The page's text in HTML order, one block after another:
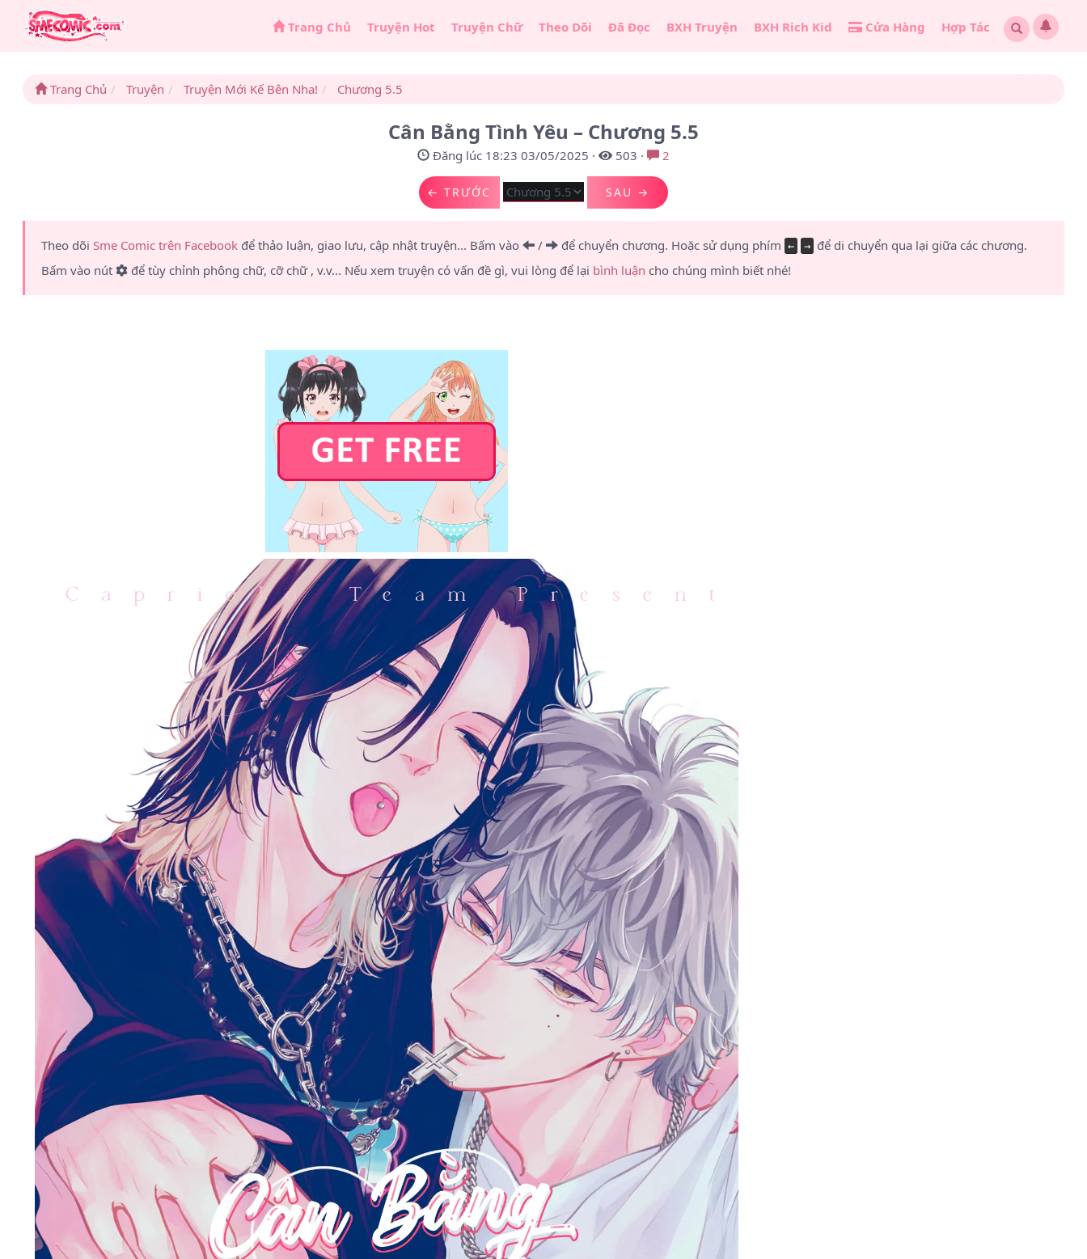
Trang Chủ Truyện Hot Truyện Chữ Theo Dõi Đã Đọc BXH Truyện BXH Rich Kid Cửa Hàng Hợp Tác
Trang Chủ Truyện Truyện Mới Kế Bên Nha! Chương 5.5
Cân Bằng Tình Yêu – Chương 5.5
Đăng lúc 18:23 03/05/2025 · 503 · 2
← TRƯỚC SAU →
Theo dõi Sme Comic trên Facebook để thảo luận, giao lưu, cập nhật truyện... Bấm vào / để chuyển chương. Hoặc sử dụng phím ← → để di chuyển qua lại giữa các chương.
Bấm vào nút
để tùy chỉnh phông chữ, cỡ chữ , v.v... Nếu xem truyện có vấn đề gì, vui lòng để lại bình luận cho chúng mình biết nhé!